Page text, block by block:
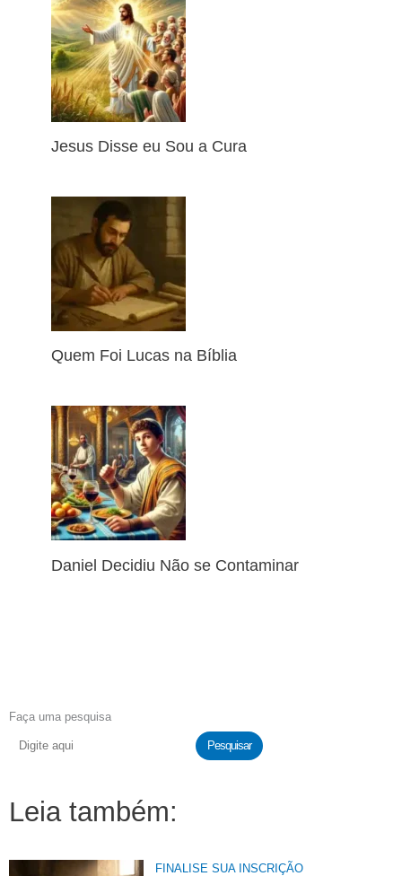
Jesus Disse eu Sou a Cura
Quem Foi Lucas na Bíblia
Daniel Decidiu Não se Contaminar
Faça uma pesquisa
Pesquisar
Leia também:
FINALISE SUA INSCRIÇÃO